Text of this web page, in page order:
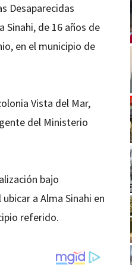
Desaparecidas
Sinahi, de 16 años de
en el municipio de
Vista del Mar,
del Ministerio
bajo
a Alma Sinahi en
referido.